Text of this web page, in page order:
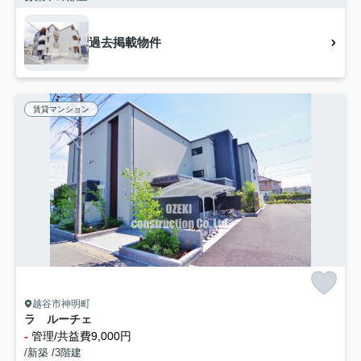
過去掲載物件
賃貸マンション
越谷市神明町
ラ ルーチェ
- 管理/共益費9,000円
/新築 /3階建